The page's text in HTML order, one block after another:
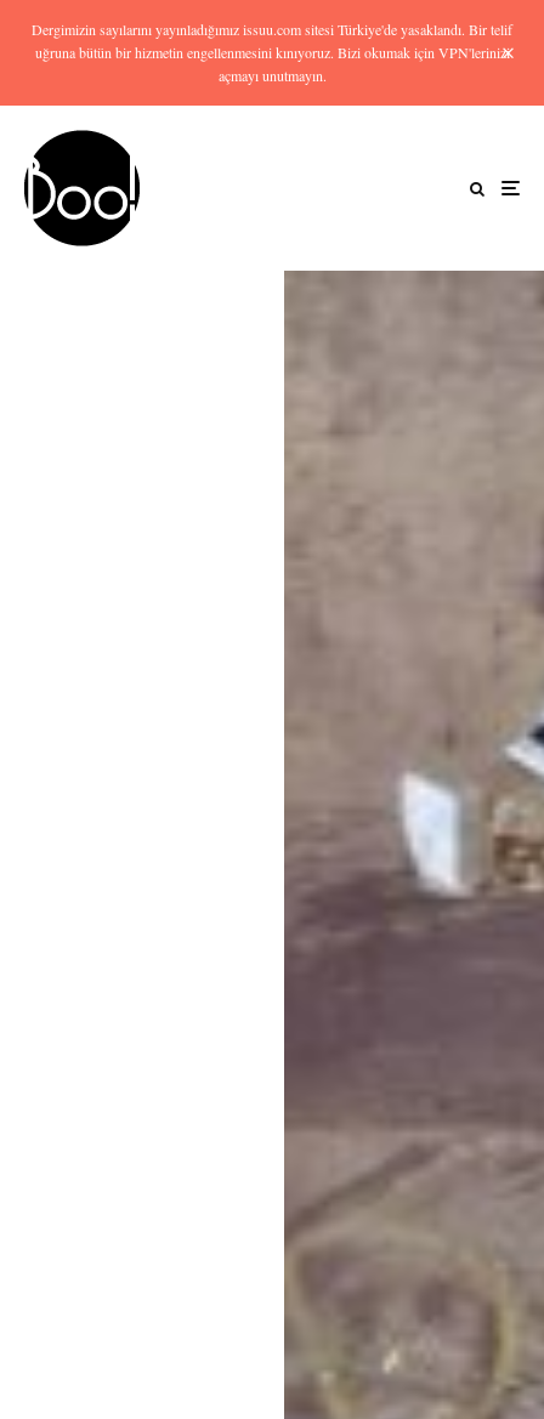
Dergimizin sayılarını yayınladığımız issuu.com sitesi Türkiye'de yasaklandı. Bir telif
uğruna bütün bir hizmetin engellenmesini kınıyoruz. Bizi okumak için VPN'lerinizi
açmayı unutmayın.